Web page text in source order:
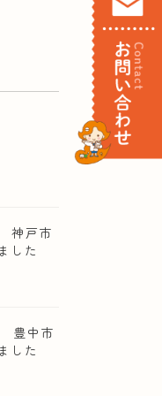
神戸市
した
豊中市
した